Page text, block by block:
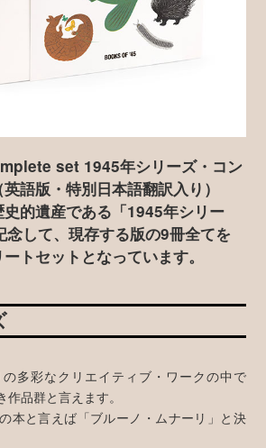
set 1945年シリーズ・コン
語版・特別日本語翻訳入り）
的遺産である「1945年シリー
念して、現存する版の9冊全てを
トセットとなっています。
多彩なクリエイティブ・ワークの中で
品群と言えます。
本と言えば「ブルーノ・ムナーリ」と決